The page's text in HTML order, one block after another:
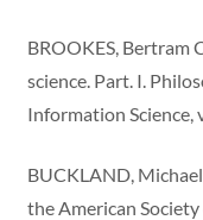
BROOKES, Bertram
science. Part. I.
Information Science,
BUCKLAND,
the American Society